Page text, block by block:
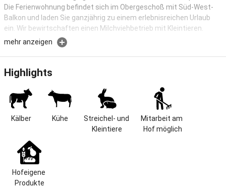
Die Ferienwohnung befindet sich im Obergeschoß mit Süd-West-
Balkon und laden Sie ganzjährig zu einem erlebnisreichen Urlaub
ein. Wir bewirtschaften einen Milchviehbetrieb mit Kleintieren.
Der Ortsteil Ostern nahe dem Illasbergsee ist einer der vielen
idyllisch gelegenen Weiler der Gemeinde Halblech.
Traumhafte Südhanglage und herrlichen Blick auf die Alpenkette.
Erholen und entspannen Sie sich bei Fahrradtouren, Wanderungen
und Natur pur.
Ab Haus gibt es viele Möglichkeiten zum Radeln und Wandern.
Sei es ein Spaziergang oder eine Klettertour, es ist für jeden etwas
Sie erwartet ein für die Region typischer Allgäuer Bauernhof.
Der landwirtschaftliche Familienbetrieb bewirtschaftet einen
Grünlandbetrieb mit Milchviehhaltung.
mehr anzeigen
Highlights
Kälber Kühe
Streichel- und
Kleintiere
Mitarbeit am
Hof möglich
Hofeigene
Produkte